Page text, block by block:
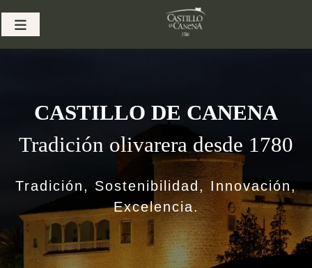
CASTILLO DE CANENA
Tradición olivarera desde 1780
Tradición, Sostenibilidad, Innovación,
Excelencia.